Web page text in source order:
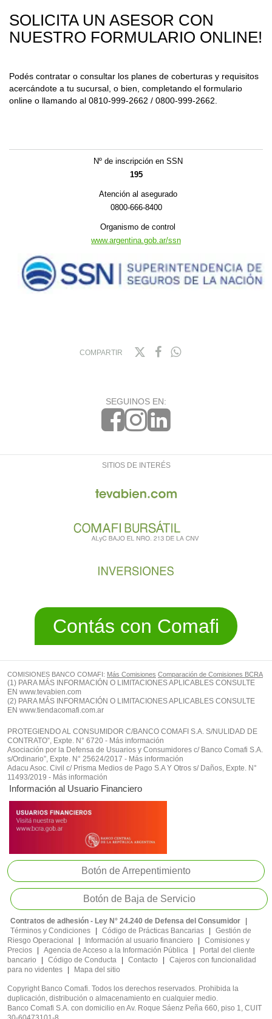
SOLICITA UN ASESOR CON
NUESTRO FORMULARIO ONLINE!
Podés contratar o consultar los planes de coberturas y requisitos
acercándote a tu sucursal, o bien, completando el formulario
online o llamando al 0810-999-2662 / 0800-999-2662.
Nº de inscripción en SSN
195
Atención al asegurado
0800-666-8400
Organismo de control
www.argentina.gob.ar/ssn
COMPARTIR
SEGUINOS EN:
SITIOS DE INTERÉS
Contás con Comafi
COMISIONES BANCO COMAFI: Más Comisiones Comparación de Comisiones BCRA
(1) PARA MÁS INFORMACIÓN O LIMITACIONES APLICABLES CONSULTE
EN www.tevabien.com
(2) PARA MÁS INFORMACIÓN O LIMITACIONES APLICABLES CONSULTE
EN www.tiendacomafi.com.ar
PROTEGIENDO AL CONSUMIDOR C/BANCO COMAFI S.A. S/NULIDAD DE
CONTRATO”, Expte. N° 6720 - Más información
Asociación por la Defensa de Usuarios y Consumidores c/ Banco Comafi S.A.
s/Ordinario”, Expte. N° 25624/2017 - Más información
Adacu Asoc. Civil c/ Prisma Medios de Pago S.A Y Otros s/ Daños, Expte. N°
11493/2019 - Más información
Información al Usuario Financiero
Botón de Arrepentimiento
Botón de Baja de Servicio
Contratos de adhesión - Ley N° 24.240 de Defensa del Consumidor
Términos y Condiciones
Código de Prácticas Bancarias
Gestión de
Riesgo Operacional
Información al usuario financiero
Comisiones y
Precios
Agencia de Acceso a la Información Pública
Portal del cliente
bancario
Código de Conducta Contacto
Cajeros con funcionalidad
para no videntes
Mapa del sitio
Copyright Banco Comafi. Todos los derechos reservados. Prohibida la
duplicación, distribución o almacenamiento en cualquier medio.
Banco Comafi S.A. con domicilio en Av. Roque Sáenz Peña 660, piso 1, CUIT